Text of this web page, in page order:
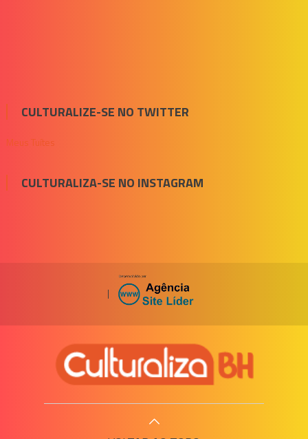
CULTURALIZE-SE NO TWITTER
Meus Tuítes
CULTURALIZA-SE NO INSTAGRAM
|